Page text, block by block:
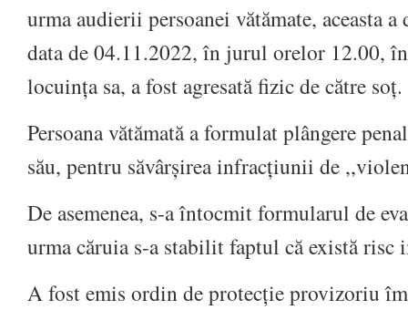
urma audierii persoanei vătămate, aceasta
data de 04.11.2022, în jurul orelor 12.00,
locuința sa, a fost agresată fizic de
Persoana vătămată a formulat plângere
său, pentru săvârșirea infracțiunii de
De asemenea, s-a întocmit formularul de
urma căruia s-a stabilit faptul că există risc
A fost emis ordin de protecție provizoriu